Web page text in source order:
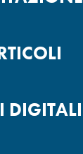
DIGITALI